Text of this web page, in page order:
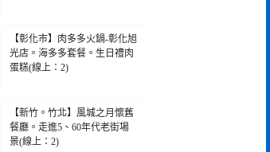
【彰化市】肉多多火鍋-彰化旭
光店。海多多套餐。生日禮肉
蛋糕(線上：2)
【新竹。竹北】風城之月懷舊
餐廳。走進5、60年代老街場
景(線上：2)